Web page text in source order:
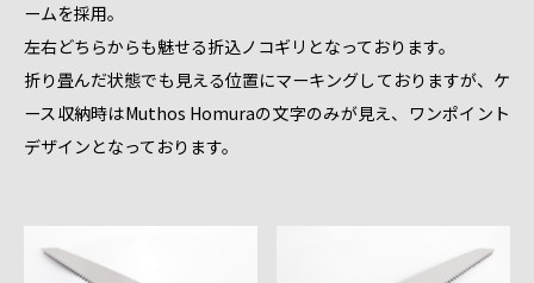
ームを採用。
左右どちらからも魅せる折込ノコギリとなっております。
折り畳んだ状態でも見える位置にマーキングしておりますが、ケ
ース収納時はMuthos Homuraの文字のみが見え、ワンポイント
デザインとなっております。